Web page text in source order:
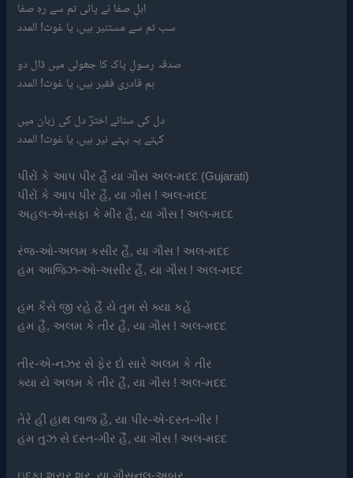
اہلِ صفا نے پائی تم سے رہِ صفا
سب تم سے مستنیر ہیں، یا غوث! المدد
صدقہ رسولِ پاک کا جھولی میں ڈال دو
ہم قادری فقیر ہیں، یا غوث! المدد
دل کی سنائے اخترؔ دل کی زبان میں
کہتے یہ بہتے نیر ہیں، یا غوث! المدد
પીરોં કે આપ પીર હૈં યા ગૌસ અલ-મદદ (Gujarati)
પીરોં કે આપ પીર હૈં, યા ગૌસ ! અલ-મદદ
અહલ-એ-સફા કે મીર હૈં, યા ગૌસ ! અલ-મદદ
રંજ-ઓ-અલમ કસીર હૈં, યા ગૌસ ! અલ-મદદ
હમ આજિઝ-ઓ-અસીર હૈં, યા ગૌસ ! અલ-મદદ
હમ કૈસે જી રહે હૈં યે તુમ સે ક્યા કહેં
હમ હૈં, અલમ કે તીર હૈં, યા ગૌસ ! અલ-મદદ
તીર-એ-નઝર સે ફેર દો સારે અલમ કે તીર
ક્યા યે અલમ કે તીર હૈં, યા ગૌસ ! અલ-મદદ
તેરે હી હાથ લાજ હૈ, યા પીર-એ-દસ્ત-ગીર !
હમ તુઝ સે દસ્ત-ગીર હૈં, યા ગૌસ ! અલ-મદદ